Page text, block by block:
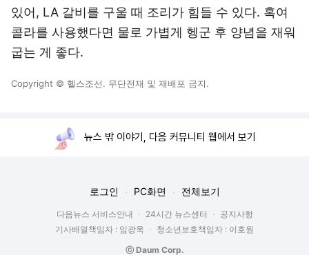
있어, LA 갈비를 구울 때 조리가 힘들 수 있다. 혹여
콜라를 사용했다면 물로 가볍게 헹군 후 양념을 재워
굽는 게 좋다.
Copyright © 헬스조선. 무단전재 및 재배포 금지.
뉴스 밖 이야기, 다음 커뮤니티 웹에서 보기
로그인 PC화면 전체보기
다음뉴스 서비스안내 24시간 뉴스센터
공지사항
기사배열책임자 : 임광욱
청소년보호책임자 : 이호원
ⓒ Daum Corp.